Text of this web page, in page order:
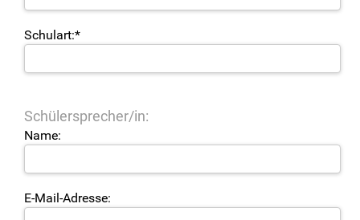
Schulart:*
Schülersprecher/in:
Name:
E-Mail-Adresse: